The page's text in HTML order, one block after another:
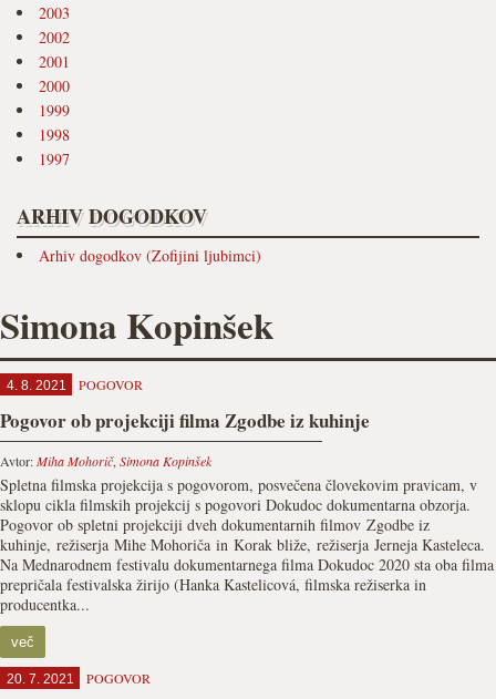
2003
2002
2001
2000
1999
1998
1997
ARHIV DOGODKOV
Arhiv dogodkov (Zofijini ljubimci)
Simona Kopinšek
4. 8. 2021 POGOVOR
Pogovor ob projekciji filma Zgodbe iz kuhinje
Avtor:Miha Mohorič, Simona Kopinšek
Spletna filmska projekcija s pogovorom, posvečena človekovim pravicam, v
sklopu cikla filmskih projekcij s pogovori Dokudoc dokumentarna obzorja.
Pogovor ob spletni projekciji dveh dokumentarnih filmov Zgodbe iz
kuhinje, režiserja Mihe Mohoriča in Korak bliže, režiserja Jerneja Kasteleca.
Na Mednarodnem festivalu dokumentarnega filma Dokudoc 2020 sta oba filma
prepričala festivalska žirijo (Hanka Kastelicová, filmska režiserka in
producentka...
več
20. 7. 2021 POGOVOR